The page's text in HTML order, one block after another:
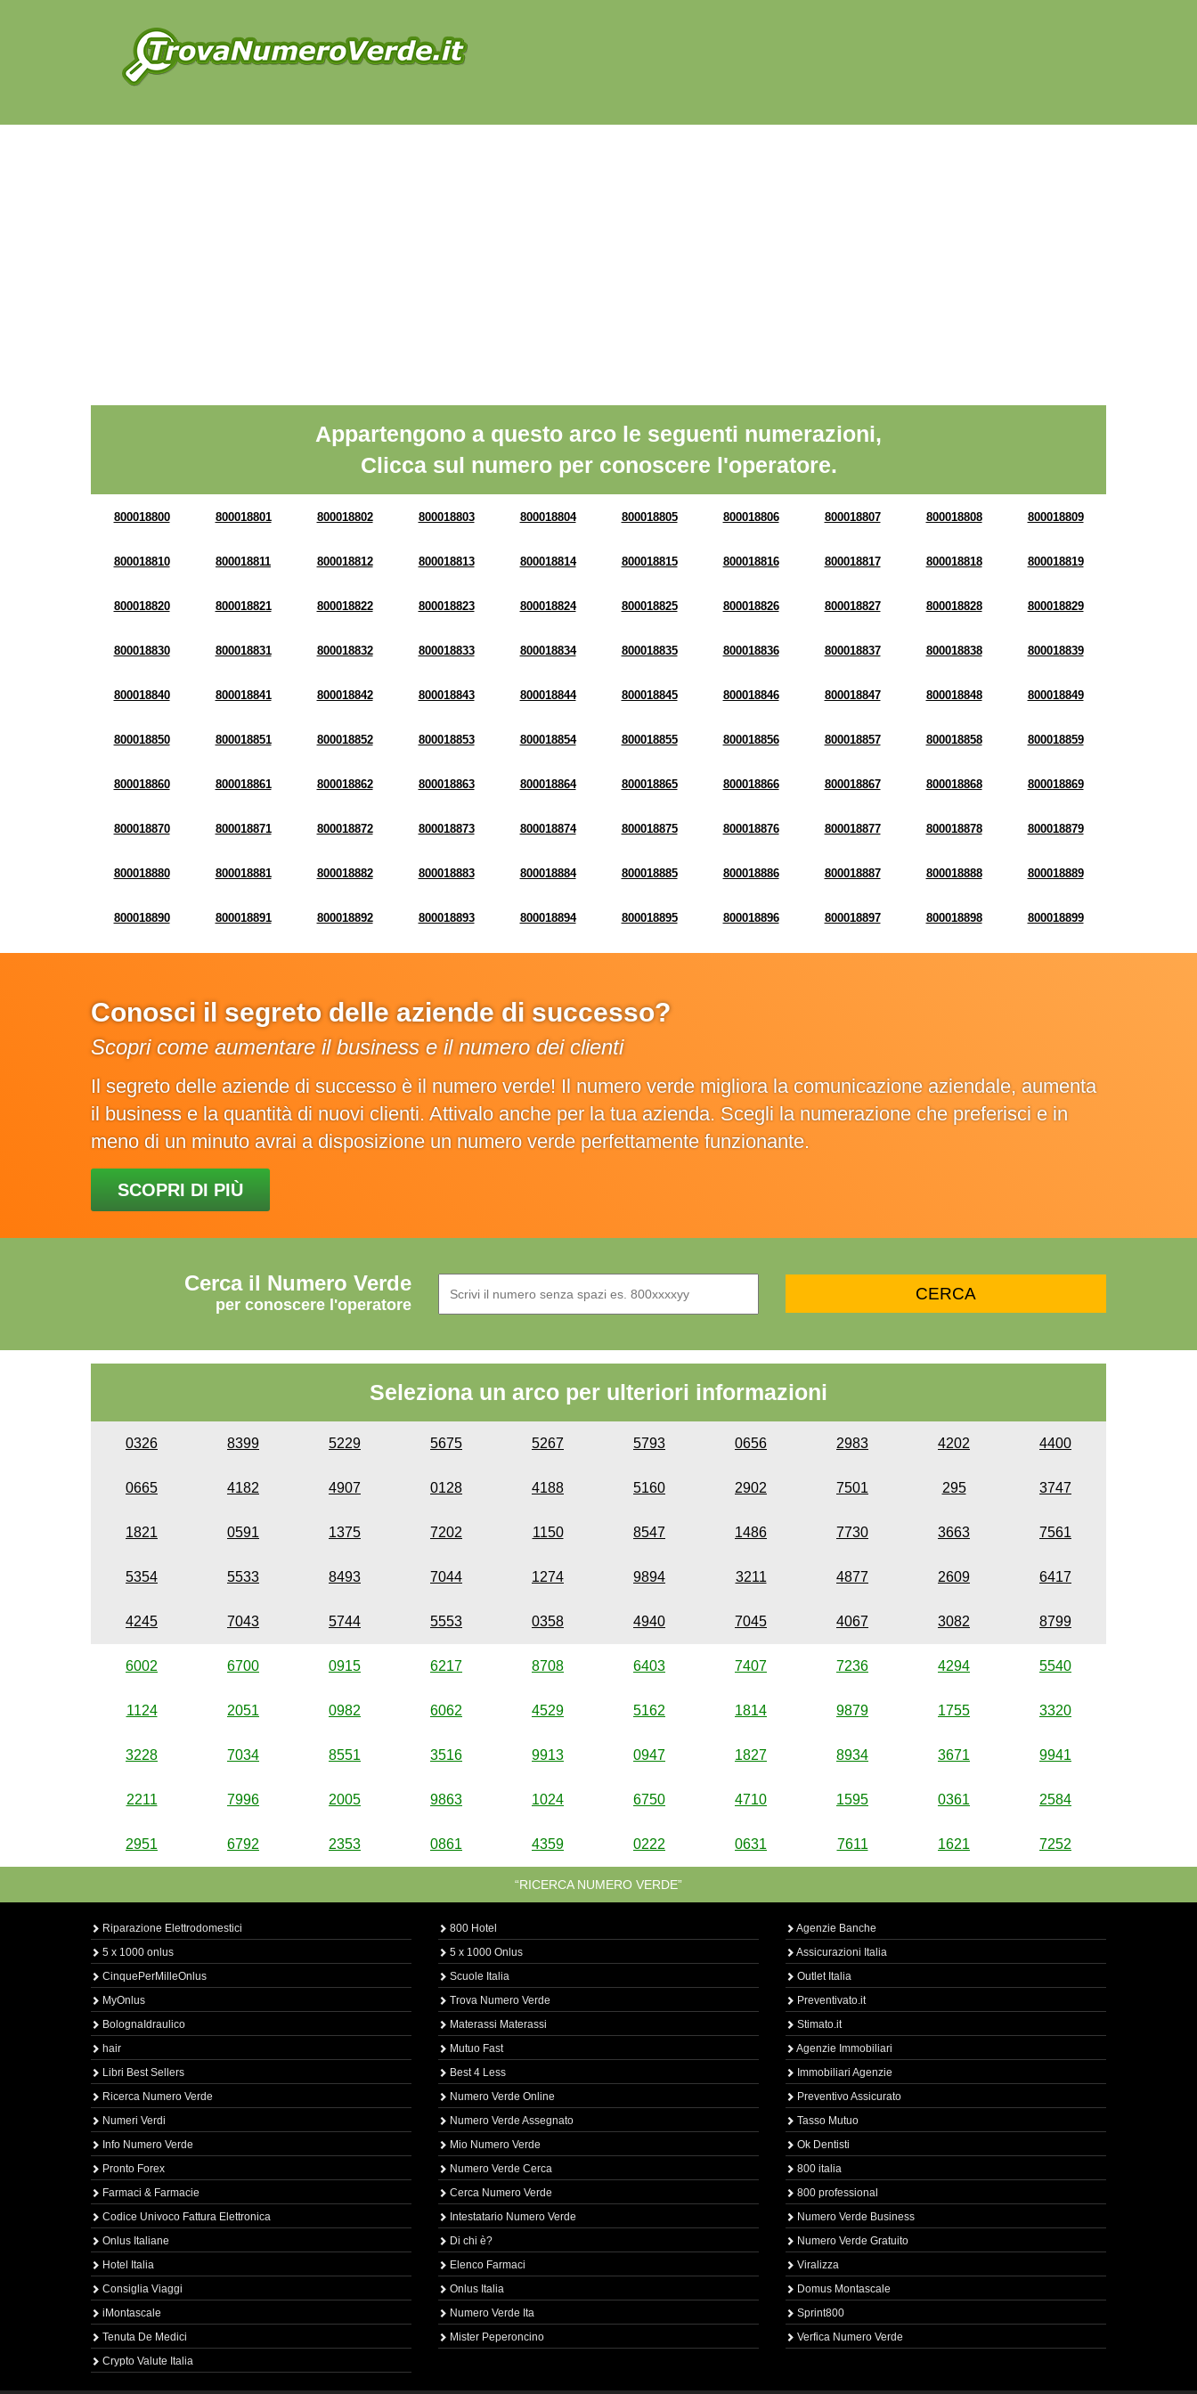
Appartengono a questo arco le seguenti numerazioni,
Clicca sul numero per conoscere l'operatore.
800018800 800018801 800018802 800018803 800018804 800018805 800018806 800018807 800018808 800018809
800018810 800018811 800018812 800018813 800018814 800018815 800018816 800018817 800018818 800018819
800018820 800018821 800018822 800018823 800018824 800018825 800018826 800018827 800018828 800018829
800018830 800018831 800018832 800018833 800018834 800018835 800018836 800018837 800018838 800018839
800018840 800018841 800018842 800018843 800018844 800018845 800018846 800018847 800018848 800018849
800018850 800018851 800018852 800018853 800018854 800018855 800018856 800018857 800018858 800018859
800018860 800018861 800018862 800018863 800018864 800018865 800018866 800018867 800018868 800018869
800018870 800018871 800018872 800018873 800018874 800018875 800018876 800018877 800018878 800018879
800018880 800018881 800018882 800018883 800018884 800018885 800018886 800018887 800018888 800018889
800018890 800018891 800018892 800018893 800018894 800018895 800018896 800018897 800018898 800018899
Conosci il segreto delle aziende di successo?
Scopri come aumentare il business e il numero dei clienti
Il segreto delle aziende di successo è il numero verde! Il numero verde migliora la comunicazione aziendale, aumenta
il business e la quantità di nuovi clienti. Attivalo anche per la tua azienda. Scegli la numerazione che preferisci e in
meno di un minuto avrai a disposizione un numero verde perfettamente funzionante.
SCOPRI DI PIÙ
Cerca il Numero Verde
per conoscere l'operatore
Seleziona un arco per ulteriori informazioni
0326 8399 5229 5675 5267 5793 0656 2983 4202 4400
0665 4182 4907 0128 4188 5160 2902 7501 295 3747
1821 0591 1375 7202 1150 8547 1486 7730 3663 7561
5354 5533 8493 7044 1274 9894 3211 4877 2609 6417
4245 7043 5744 5553 0358 4940 7045 4067 3082 8799
6002 6700 0915 6217 8708 6403 7407 7236 4294 5540
1124 2051 0982 6062 4529 5162 1814 9879 1755 3320
3228 7034 8551 3516 9913 0947 1827 8934 3671 9941
2211 7996 2005 9863 1024 6750 4710 1595 0361 2584
2951 6792 2353 0861 4359 0222 0631 7611 1621 7252
“RICERCA NUMERO VERDE”
Riparazione Elettrodomestici
5 x 1000 onlus
CinquePerMilleOnlus
MyOnlus
BolognaIdraulico
hair
Libri Best Sellers
Ricerca Numero Verde
Numeri Verdi
Info Numero Verde
Pronto Forex
Farmaci & Farmacie
Codice Univoco Fattura Elettronica
Onlus Italiane
Hotel Italia
Consiglia Viaggi
iMontascale
Tenuta De Medici
Crypto Valute Italia
800 Hotel
5 x 1000 Onlus
Scuole Italia
Trova Numero Verde
Materassi Materassi
Mutuo Fast
Best 4 Less
Numero Verde Online
Numero Verde Assegnato
Mio Numero Verde
Numero Verde Cerca
Cerca Numero Verde
Intestatario Numero Verde
Di chi è?
Elenco Farmaci
Onlus Italia
Numero Verde Ita
Mister Peperoncino
Agenzie Banche
Assicurazioni Italia
Outlet Italia
Preventivato.it
Stimato.it
Agenzie Immobiliari
Immobiliari Agenzie
Preventivo Assicurato
Tasso Mutuo
Ok Dentisti
800 italia
800 professional
Numero Verde Business
Numero Verde Gratuito
Viralizza
Domus Montascale
Sprint800
Verfica Numero Verde